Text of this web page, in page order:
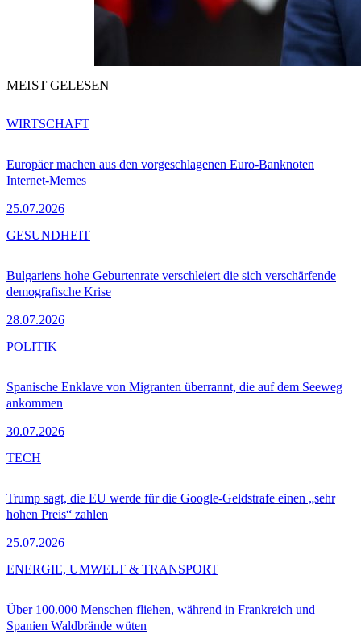
MEIST GELESEN
Europäer machen aus den vorgeschlagenen Euro-Banknoten
Internet-Memes
25.07.2026
WIRTSCHAFT
Bulgariens hohe Geburtenrate verschleiert die sich verschärfende
demografische Krise
28.07.2026
GESUNDHEIT
Spanische Enklave von Migranten überrannt, die auf dem Seeweg
ankommen
30.07.2026
POLITIK
Trump sagt, die EU werde für die Google-Geldstrafe einen „sehr
hohen Preis“ zahlen
25.07.2026
TECH
Über 100.000 Menschen fliehen, während in Frankreich und
Spanien Waldbrände wüten
ENERGIE, UMWELT & TRANSPORT